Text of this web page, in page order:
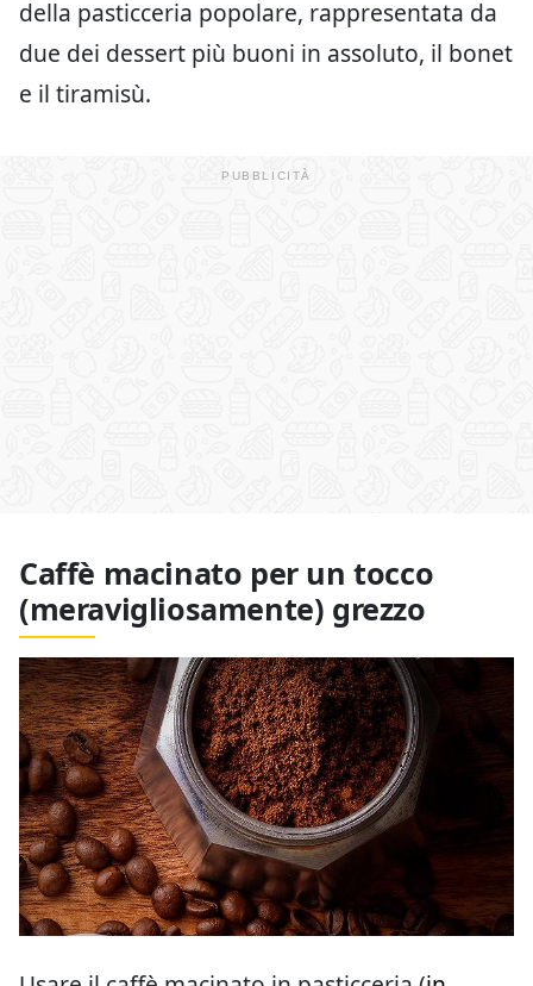
della pasticceria popolare, rappresentata da
due dei dessert più buoni in assoluto, il bonet
e il tiramisù.
Caffè macinato per un tocco
(meravigliosamente) grezzo